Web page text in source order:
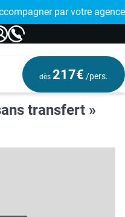
par votre
🤩
dès 217€ /pers.
transfert »